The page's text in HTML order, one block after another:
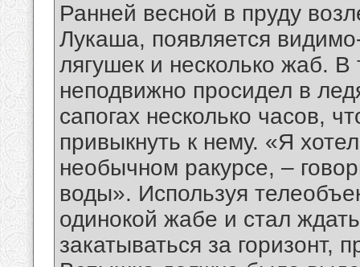
Ранней весной в пруду
Лукаша, появляется
лягушек и несколько жаб.
неподвижно просидел в
сапогах несколько часов,
привыкнуть к нему. «Я
необычном ракурсе, –
воды». Используя
одинокой жабе и стал
закатываться за горизонт,